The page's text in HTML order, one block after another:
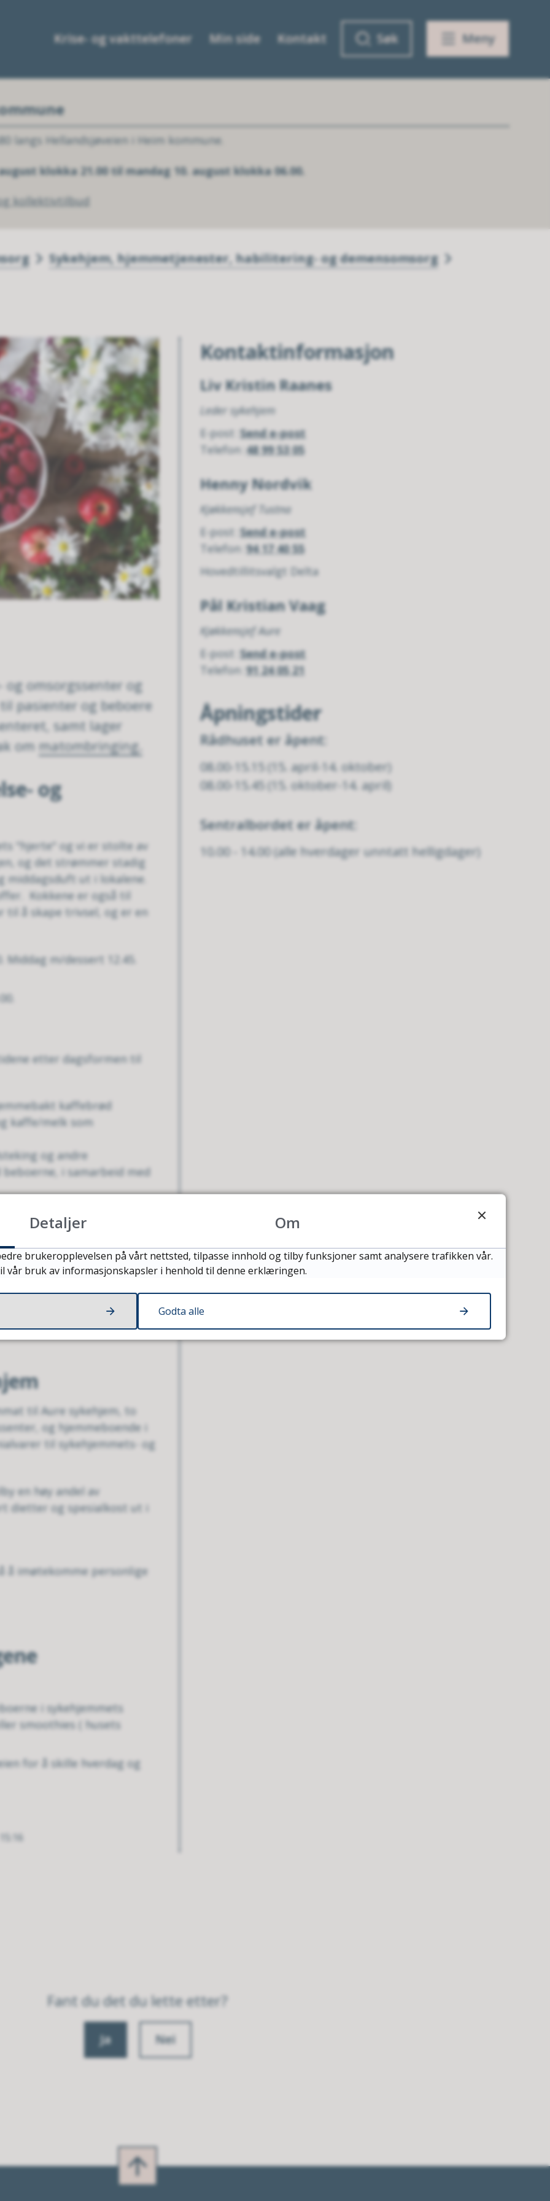
Krise- og vakttelefoner Min side Kontakt Søk Meny
langs Hellandsjøveien i Heim kommune.
klokka 21.00 til mandag 10. august klokka 06.00.
kollektivtilbud
Sykehjem, hjemmetjenester, habilitering- og demensomsorg
og omsorgssenter og
pasienter og beboere
samt lager
ommatombringing.
og
"hjerte" og vi er stolte av
og det strømmer stadig
middagsduft ut i lokalene.
Kokkene er også til
til å skape trivsel, og er en
Middag m/dessert 12.45.
etter dagsformen til
kaffebrød
kaffe/melk som
og andre
i samarbeid med
matønsker eller
øvrige pasienter. Da
eldre og andre med
og helg
til Aure sykehjem, to
og hjemmeboende i
til sykehjemmets- og
en høy andel av
dietter og spesialkost ut i
å imøtekomme personlige
i sykehjemmets
smoothies ( husets
for å skille hverdag og
Kontaktinformasjon
Liv Kristin Raanes
Leder sykehjem
E-post Send e-post
Telefon 48 99 53 05
Henny Nordvik
Kjøkkensjef Tustna
E-post Send e-post
Telefon 94 17 40 55
Hovedtillitsvalgt Delta
Pål Kristian Vaag
Kjøkkensjef Aure
E-post Send e-post
Telefon 91 24 05 21
Åpningstider
Rådhuset er åpent:
08.00-15.15 (15. april-14. oktober)
08.00-15.45 (15. oktober-14. april)
Sentralbordet er åpent:
10.00 - 14.00 (alle hverdager unntatt helligdager)
Fant du det du lette etter?
Ja Nei
Detaljer Om
brukeropplevelsen på vårt nettsted, tilpasse innhold og tilby funksjoner samt analysere trafikken vår.
vår bruk av informasjonskapsler i henhold til denne erklæringen.
Godta alle